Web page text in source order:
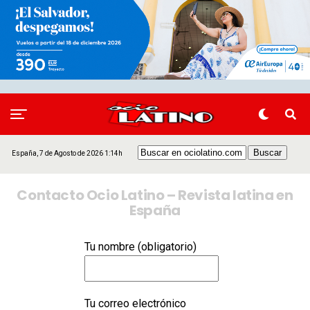
España, 7 de Agosto de 2026 1:14h
Contacto Ocio Latino – Revista latina en
España
Tu nombre (obligatorio)
Tu correo electrónico